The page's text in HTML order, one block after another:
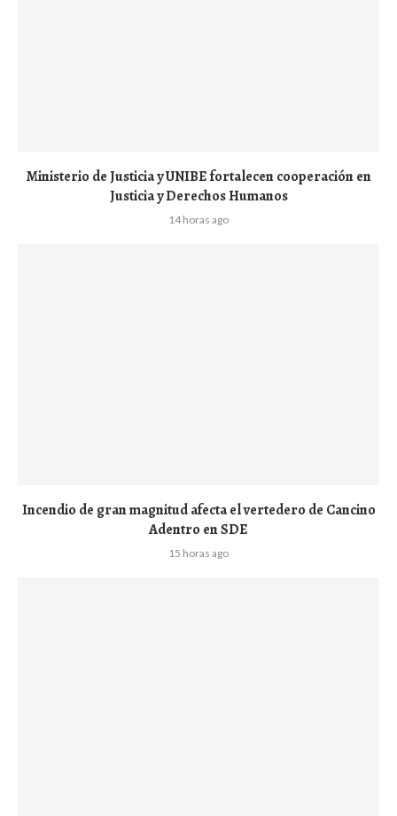
Ministerio de Justicia y UNIBE fortalecen cooperación en
Justicia y Derechos Humanos
14 horas ago
Incendio de gran magnitud afecta el vertedero de Cancino
Adentro en SDE
15 horas ago